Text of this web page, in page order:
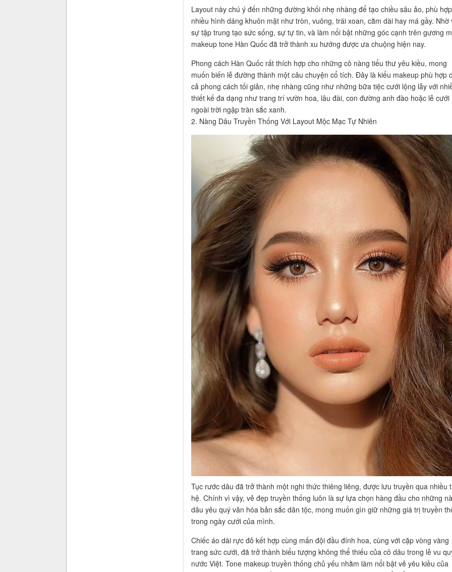
Layout này chú ý đến những đường khối nhẹ nhàng để tạo chiều sâu ảo, phù
nhiều hình dáng khuôn mặt như tròn, vuông, trái xoan, cằm dài hay má gầy. Nhờ
sự tập trung tạo sức sống, sự tự tin, và làm nổi bật những góc cạnh trên gương
makeup tone Hàn Quốc đã trở thành xu hướng được ưa chuộng hiện nay.
Phong cách Hàn Quốc rất thích hợp cho những cô nàng tiểu thư yêu kiều, mong
muốn biến lễ đường thành một câu chuyện cổ tích. Đây là kiểu makeup phù hợp
cả phong cách tối giản, nhẹ nhàng cũng như những bữa tiệc cưới lộng lẫy với
thiết kế đa dạng như trang trí vườn hoa, lâu đài, con đường anh đào hoặc lễ cưới
ngoài trời ngập tràn sắc xanh.
2. Nàng Dâu Truyền Thống Với Layout Mộc Mạc Tự Nhiên
Tục rước dâu đã trở thành một nghi thức thiêng liêng, được lưu truyền qua nhiều
hệ. Chính vì vậy, vẻ đẹp truyền thống luôn là sự lựa chọn hàng đầu cho những
dâu yêu quý văn hóa bản sắc dân tộc, mong muốn gìn giữ những giá trị truyền
trong ngày cưới của mình.
Chiếc áo dài rực đỏ kết hợp cùng mấn đội đầu đính hoa, cùng với cặp vòng vàng
trang sức cưới, đã trở thành biểu tượng không thể thiếu của cô dâu trong lễ vu
nước Việt. Tone makeup truyền thống chủ yếu nhằm làm nổi bật vẻ yêu kiều của